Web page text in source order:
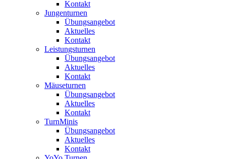
Kontakt
Jungenturnen
Übungsangebot
Aktuelles
Kontakt
Leistungsturnen
Übungsangebot
Aktuelles
Kontakt
Mäuseturnen
Übungsangebot
Aktuelles
Kontakt
TurnMinis
Übungsangebot
Aktuelles
Kontakt